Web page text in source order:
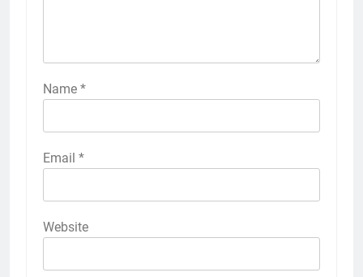
Name *
Email *
Website